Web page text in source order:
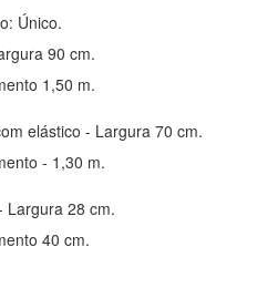
Único.
90 cm.
1,50 m.
elástico - Largura 70 cm.
- 1,30 m.
Largura 28 cm.
40 cm.